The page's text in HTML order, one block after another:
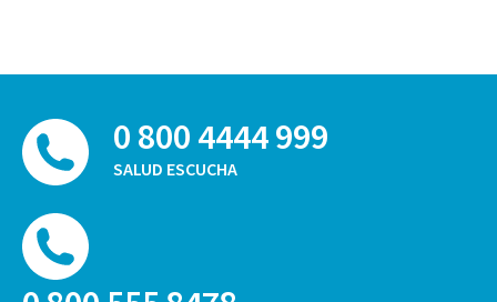
0 800 4444 999
SALUD ESCUCHA